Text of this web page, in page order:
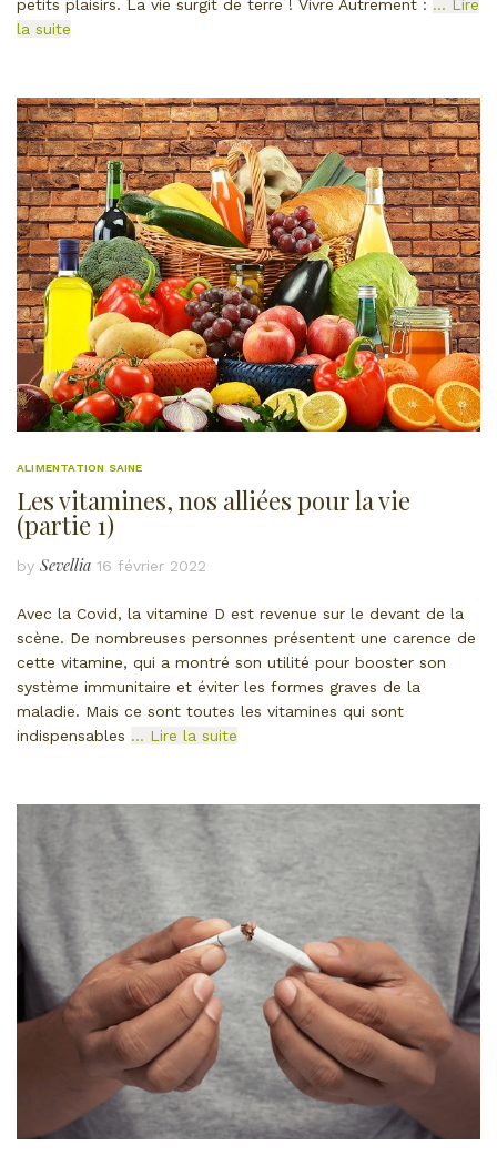
petits plaisirs. La vie surgit de terre ! Vivre Autrement : … Lire
la suite
ALIMENTATION SAINE
Les vitamines, nos alliées pour la vie
(partie 1)
by Sevellia 16 février 2022
Avec la Covid, la vitamine D est revenue sur le devant de la
scène. De nombreuses personnes présentent une carence de
cette vitamine, qui a montré son utilité pour booster son
système immunitaire et éviter les formes graves de la
maladie. Mais ce sont toutes les vitamines qui sont
indispensables … Lire la suite